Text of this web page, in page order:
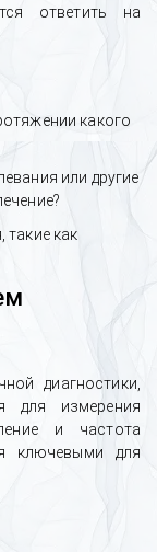
ответить на
какого
или другие
такие как
диагностики,
для измерения
и частота
ключевыми для